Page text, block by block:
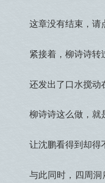
这章没有结束，请
紧接着，柳诗诗转
还发出了口水搅动
柳诗诗这么做，就
让沈鹏看得到却得
与此同时，四周